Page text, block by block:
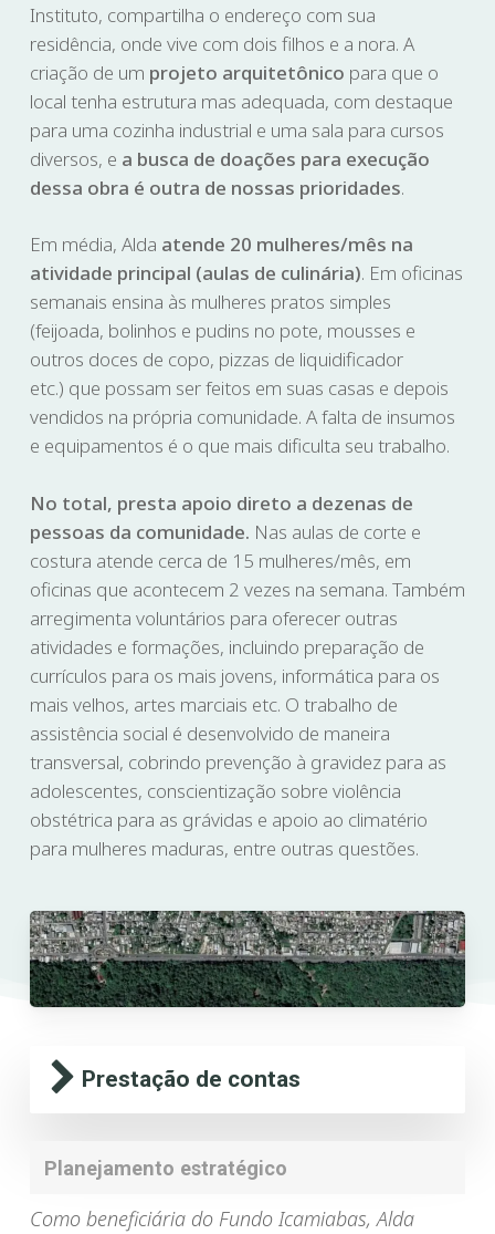
Instituto, compartilha o endereço com sua
residência, onde vive com dois filhos e a nora. A
criação de um projeto arquitetônico para que o
local tenha estrutura mas adequada, com destaque
para uma cozinha industrial e uma sala para cursos
diversos, e a busca de doações para execução
dessa obra é outra de nossas prioridades.
Em média, Alda atende 20 mulheres/mês na
atividade principal (aulas de culinária). Em oficinas
semanais ensina às mulheres pratos simples
(feijoada, bolinhos e pudins no pote, mousses e
outros doces de copo, pizzas de liquidificador
etc.) que possam ser feitos em suas casas e depois
vendidos na própria comunidade. A falta de insumos
e equipamentos é o que mais dificulta seu trabalho.
No total, presta apoio direto a dezenas de
pessoas da comunidade. Nas aulas de corte e
costura atende cerca de 15 mulheres/mês, em
oficinas que acontecem 2 vezes na semana. Também
arregimenta voluntários para oferecer outras
atividades e formações, incluindo preparação de
currículos para os mais jovens, informática para os
mais velhos, artes marciais etc. O trabalho de
assistência social é desenvolvido de maneira
transversal, cobrindo prevenção à gravidez para as
adolescentes, conscientização sobre violência
obstétrica para as grávidas e apoio ao climatério
para mulheres maduras, entre outras questões.
Prestação de contas
Planejamento estratégico
Como beneficiária do Fundo Icamiabas, Alda